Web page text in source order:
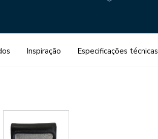
Inspiração Especificações técnicas